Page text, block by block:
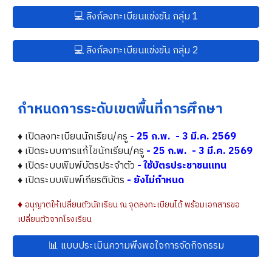
💻 ลิงก์ลงทะเบียนแข่งขัน กลุ่ม 1
💻 ลิงก์ลงทะเบียนแข่งขัน กลุ่ม 2
กำหนดการระดับเขตพื้นที่การศึกษา
♦ เปิดลงทะเบียนนักเรียน/ครู- 25 ก.พ. - 3 มี.ค. 2569
♦เปิดระบบการแก้ไขนักเรียน/ครู- 25 ก.พ. - 3 มี.ค. 2569
♦เปิดระบบพิมพ์บัตรประจำตัว -ใช้บัตรประชาชนแทน
♦ เปิดระบบพิมพ์เกียรติบัตร - ยังไม่กำหนด
♦อนุญาตให้เปลี่ยนตัวนักเรียน ณ จุดลงทะเบียนได้ พร้อมเอกสารขอ
เปลี่ยนตัวจากโรงเรียน
📊 แบบประเมินความพึงพอใจการจัดกิจกรรม